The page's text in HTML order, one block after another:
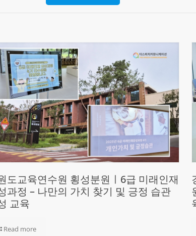
도교육연수원 횡성분원ㅣ6급 미래인재
과정 – 나만의 가치 찾기 및 긍정 습관
교육
Read more